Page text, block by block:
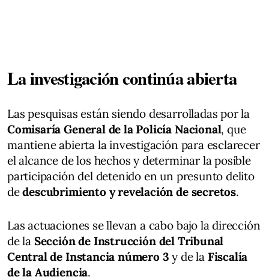
La investigación continúa abierta
Las pesquisas están siendo desarrolladas por la
Comisaría General de la Policía Nacional, que
mantiene abierta la investigación para esclarecer
el alcance de los hechos y determinar la posible
participación del detenido en un presunto delito
dedescubrimiento y revelación de secretos.
Las actuaciones se llevan a cabo bajo la dirección
de la Sección de Instrucción del Tribunal
Central de Instancia número 3 y de la Fiscalía
de la Audiencia.